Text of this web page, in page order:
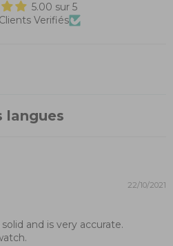
5.00 sur 5
Verifiés
langues
22/10/2021
and is very accurate.